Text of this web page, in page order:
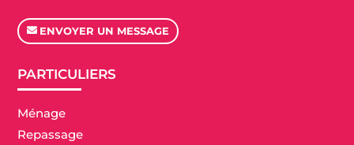
ENVOYER UN MESSAGE
PARTICULIERS
Ménage
Repassage